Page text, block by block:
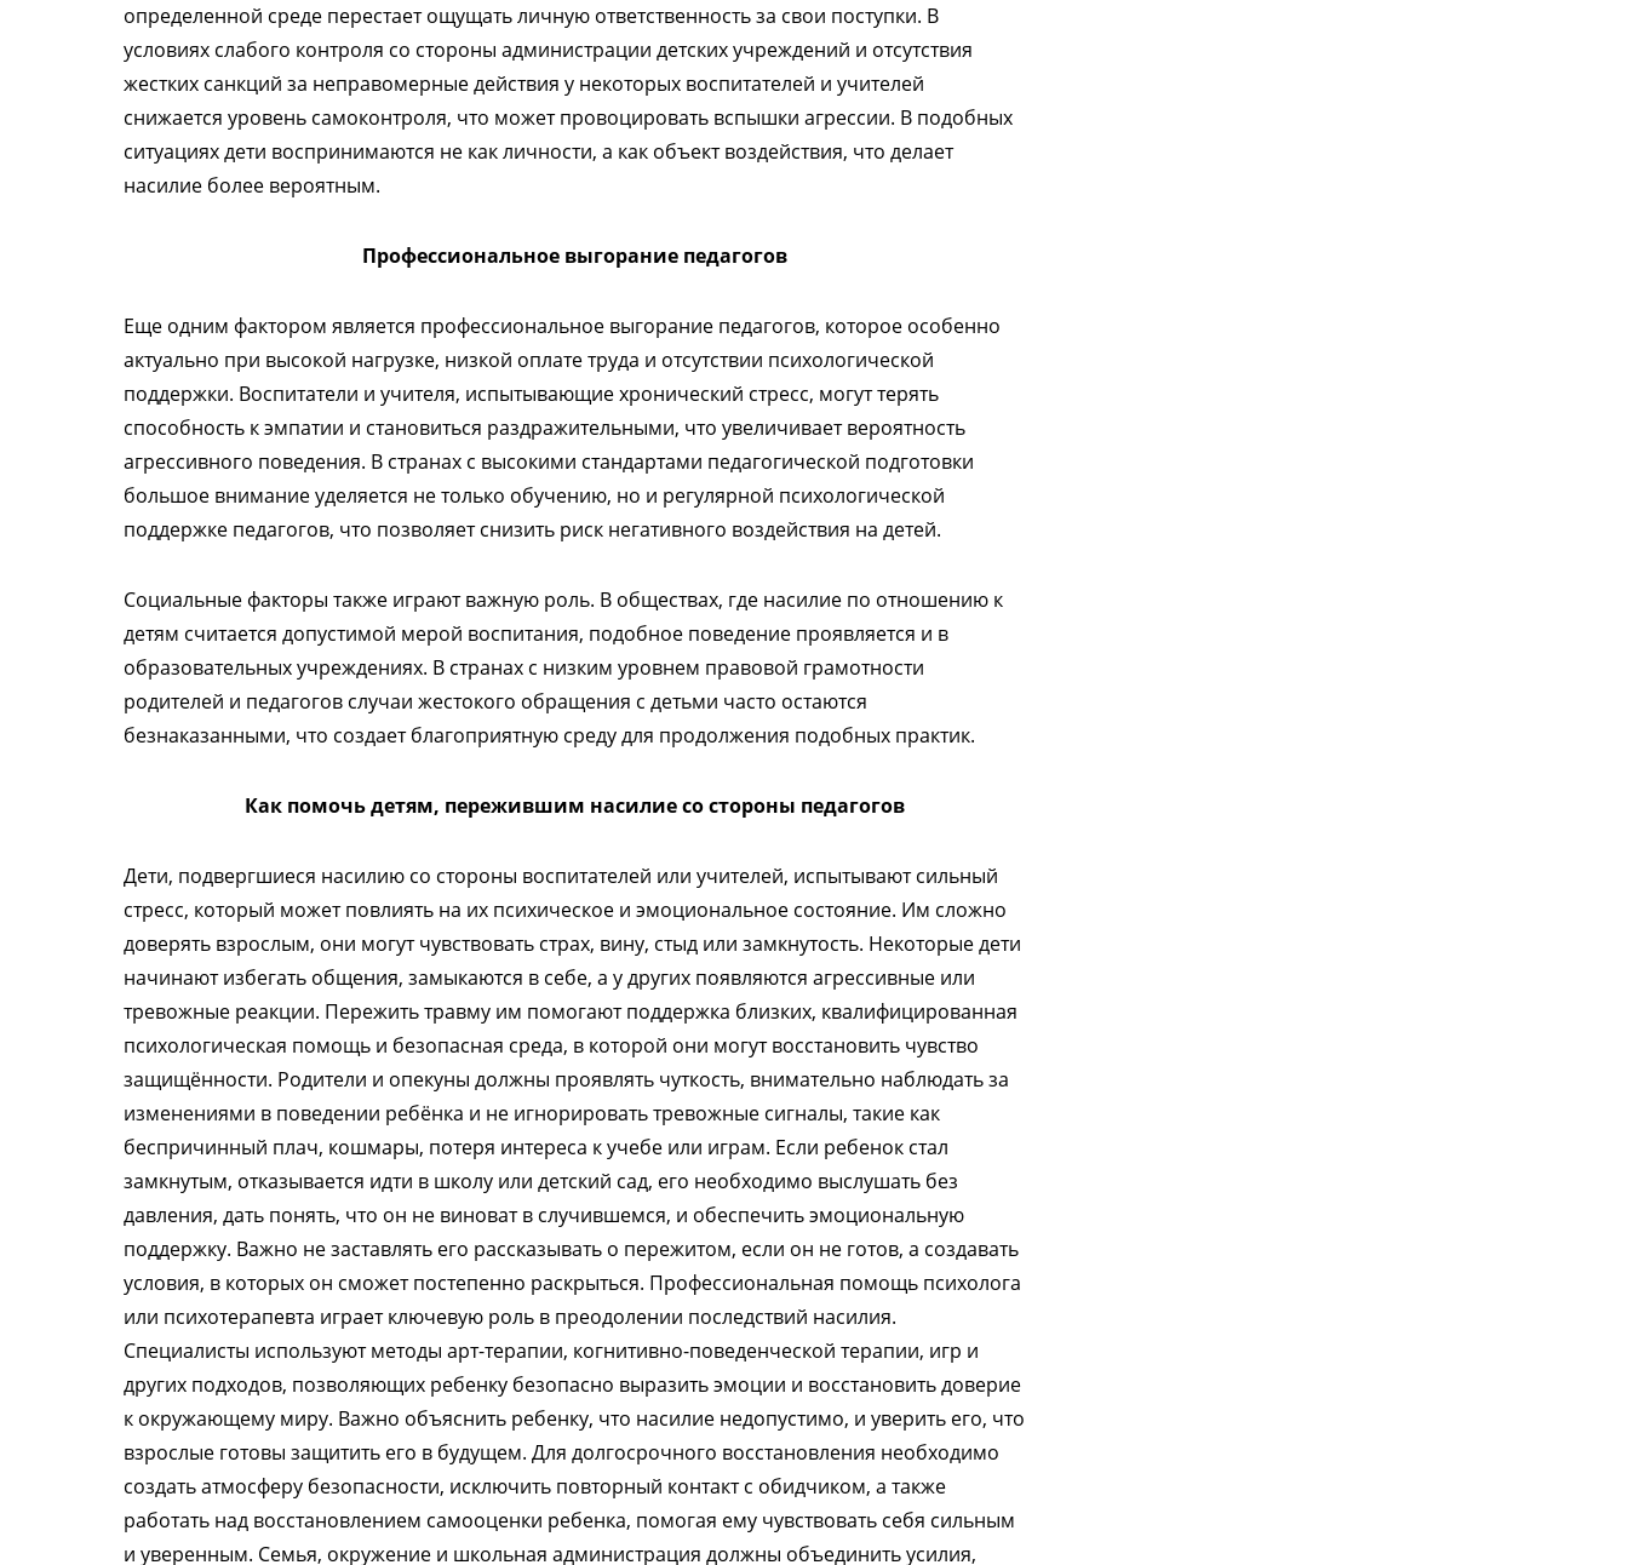
определенной среде перестает ощущать личную ответственность за свои поступки. В
условиях слабого контроля со стороны администрации детских учреждений и отсутствия
жестких санкций за неправомерные действия у некоторых воспитателей и учителей
снижается уровень самоконтроля, что может провоцировать вспышки агрессии. В подобных
ситуациях дети воспринимаются не как личности, а как объект воздействия, что делает
насилие более вероятным.
Профессиональное выгорание педагогов
Еще одним фактором является профессиональное выгорание педагогов, которое особенно
актуально при высокой нагрузке, низкой оплате труда и отсутствии психологической
поддержки. Воспитатели и учителя, испытывающие хронический стресс, могут терять
способность к эмпатии и становиться раздражительными, что увеличивает вероятность
агрессивного поведения. В странах с высокими стандартами педагогической подготовки
большое внимание уделяется не только обучению, но и регулярной психологической
поддержке педагогов, что позволяет снизить риск негативного воздействия на детей.
Социальные факторы также играют важную роль. В обществах, где насилие по отношению к
детям считается допустимой мерой воспитания, подобное поведение проявляется и в
образовательных учреждениях. В странах с низким уровнем правовой грамотности
родителей и педагогов случаи жестокого обращения с детьми часто остаются
безнаказанными, что создает благоприятную среду для продолжения подобных практик.
Как помочь детям, пережившим насилие со стороны педагогов
Дети, подвергшиеся насилию со стороны воспитателей или учителей, испытывают сильный
стресс, который может повлиять на их психическое и эмоциональное состояние. Им сложно
доверять взрослым, они могут чувствовать страх, вину, стыд или замкнутость. Некоторые дети
начинают избегать общения, замыкаются в себе, а у других появляются агрессивные или
тревожные реакции. Пережить травму им помогают поддержка близких, квалифицированная
психологическая помощь и безопасная среда, в которой они могут восстановить чувство
защищённости. Родители и опекуны должны проявлять чуткость, внимательно наблюдать за
изменениями в поведении ребёнка и не игнорировать тревожные сигналы, такие как
беспричинный плач, кошмары, потеря интереса к учебе или играм. Если ребенок стал
замкнутым, отказывается идти в школу или детский сад, его необходимо выслушать без
давления, дать понять, что он не виноват в случившемся, и обеспечить эмоциональную
поддержку. Важно не заставлять его рассказывать о пережитом, если он не готов, а создавать
условия, в которых он сможет постепенно раскрыться. Профессиональная помощь психолога
или психотерапевта играет ключевую роль в преодолении последствий насилия.
Специалисты используют методы арт-терапии, когнитивно-поведенческой терапии, игр и
других подходов, позволяющих ребенку безопасно выразить эмоции и восстановить доверие
к окружающему миру. Важно объяснить ребенку, что насилие недопустимо, и уверить его, что
взрослые готовы защитить его в будущем. Для долгосрочного восстановления необходимо
создать атмосферу безопасности, исключить повторный контакт с обидчиком, а также
работать над восстановлением самооценки ребенка, помогая ему чувствовать себя сильным
и уверенным. Семья, окружение и школьная администрация должны объединить усилия,